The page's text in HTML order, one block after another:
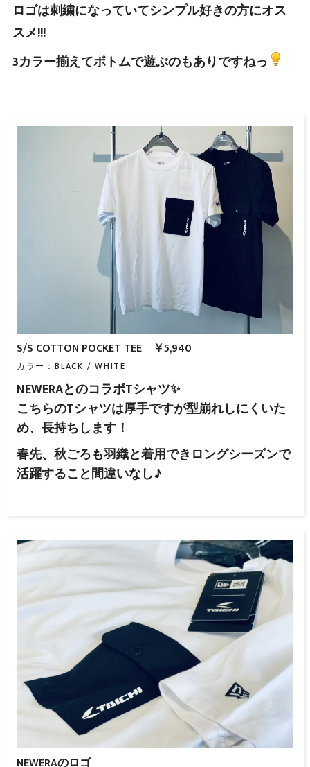
ロゴは刺繍になっていてシンプル好きの方にオス
スメ!!!
3カラー揃えてボトムで遊ぶのもありですねっ
S/S COTTON POCKET TEE ￥5,940
カラー：BLACK / WHITE
NEWERAとのコラボTシャツ✨
こちらのTシャツは厚手ですが型崩れしにくいた
め、長持ちします！
春先、秋ごろも羽織と着用できロングシーズンで
活躍すること間違いなし♪
NEWERAのロゴ